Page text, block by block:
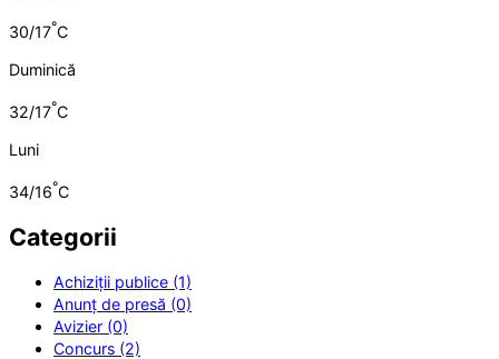
30/17°C
Duminică
32/17°C
Luni
34/16°C
Categorii
Achiziții publice (1)
Anunț de presă (0)
Avizier (0)
Concurs (2)